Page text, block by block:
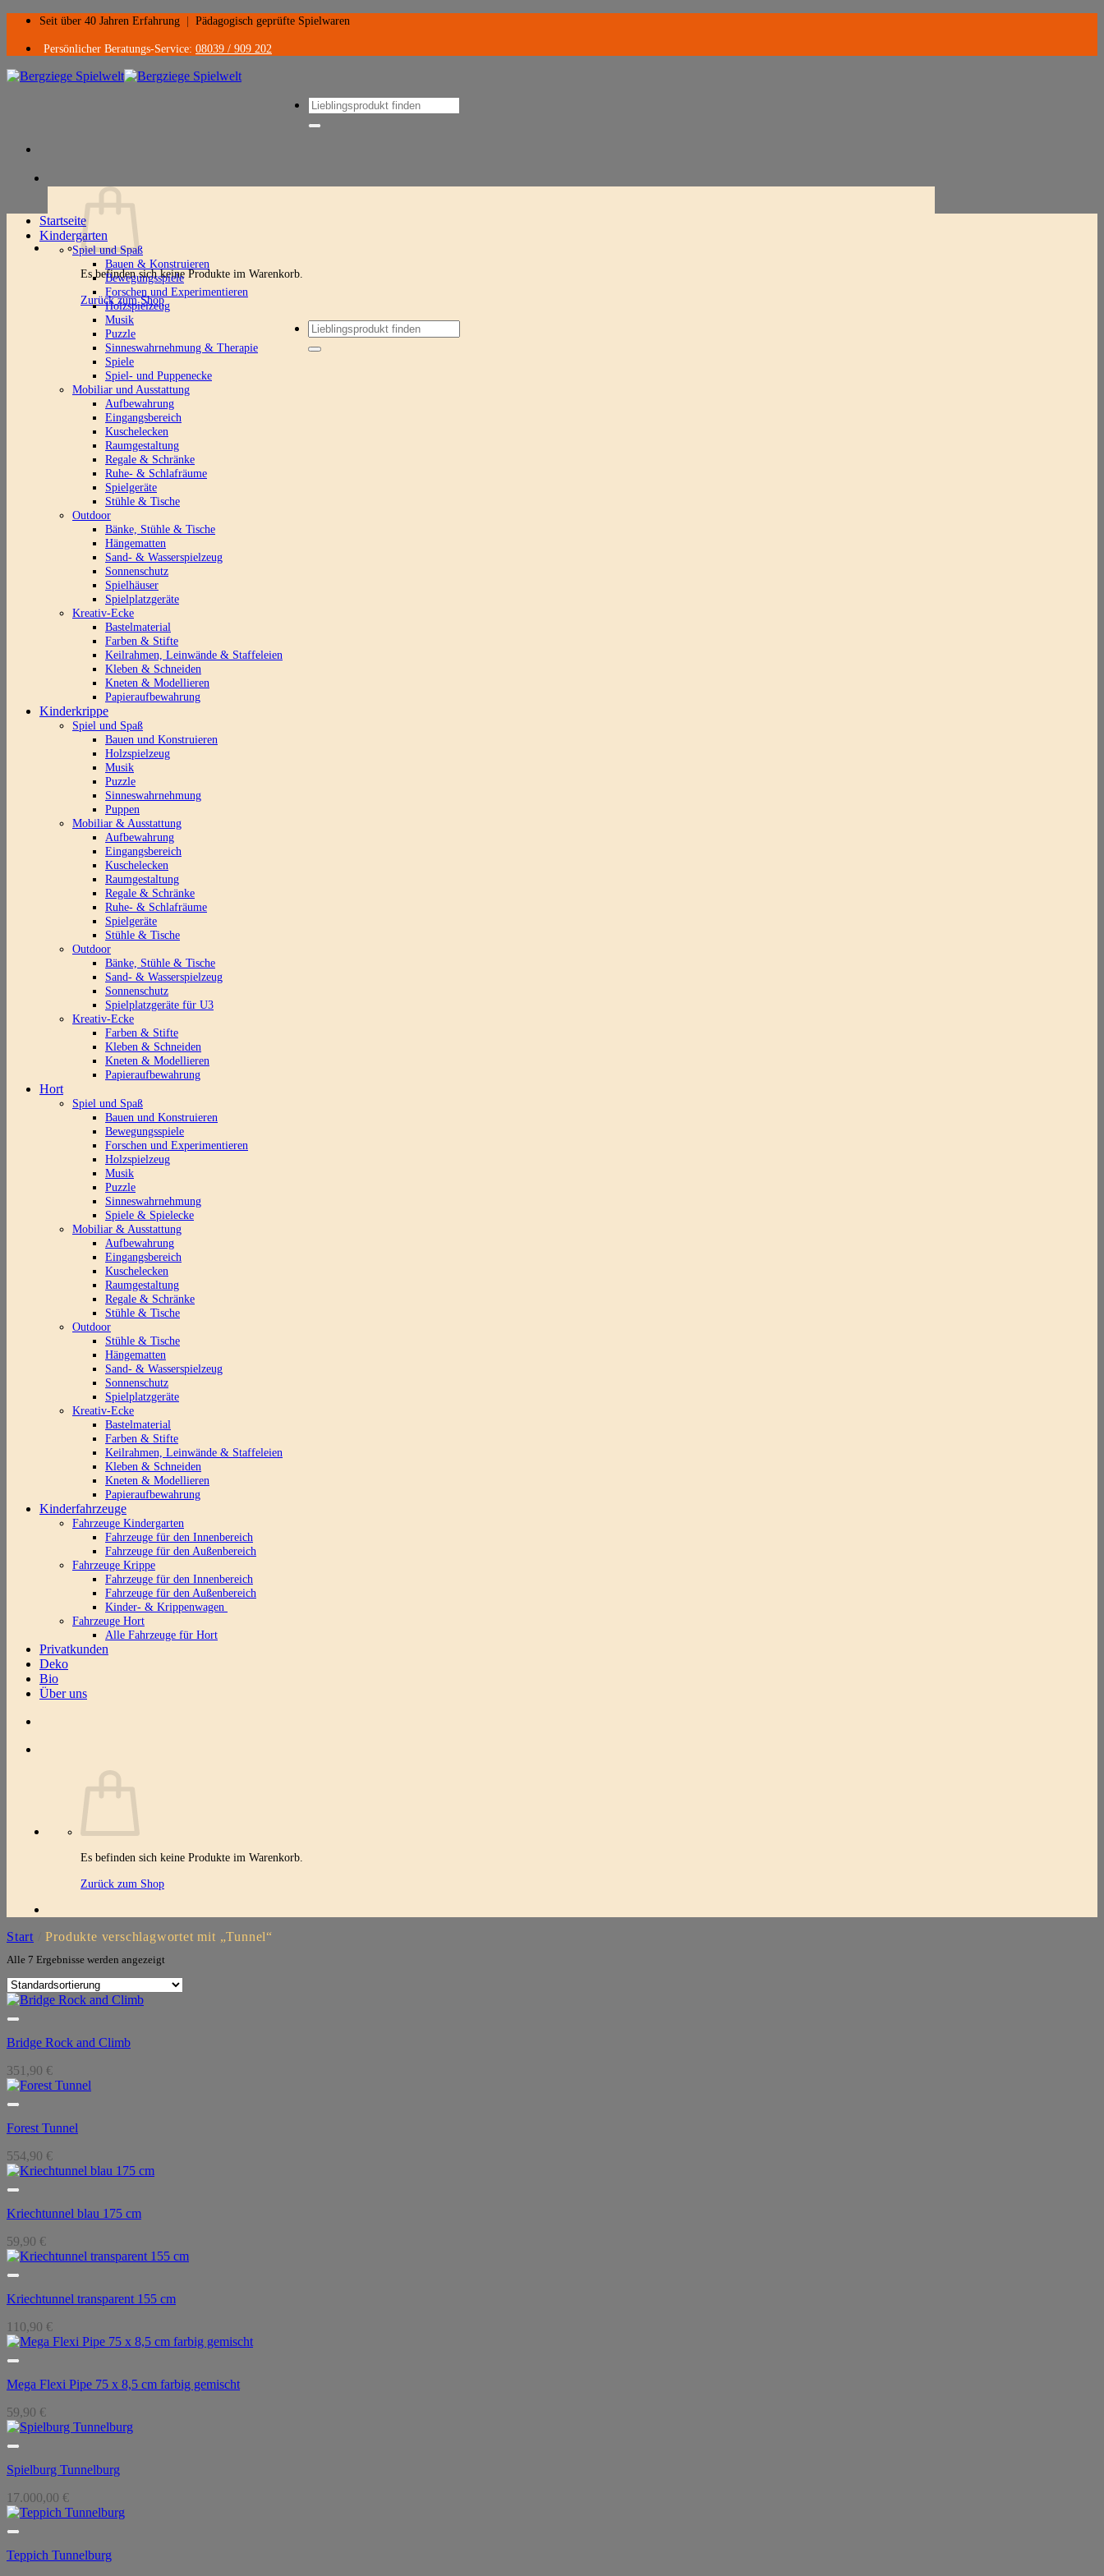
Zum
springen
Seit über 40 Jahren Erfahrung Pädagogisch geprüfte Spielwaren
Persönlicher Beratungs-Service: 08039 / 909 202
Suchen
nach:
Es befinden sich keine Produkte im Warenkorb.
Zurück zum Shop
Suchen
nach:
Startseite
Kindergarten
Spiel und Spaß
Bauen & Konstruieren
Bewegungsspiele
Forschen und Experimentieren
Holzspielzeug
Musik
Puzzle
Sinneswahrnehmung & Therapie
Spiele
Spiel- und Puppenecke
Mobiliar und Ausstattung
Aufbewahrung
Eingangsbereich
Kuschelecken
Raumgestaltung
Regale & Schränke
Ruhe- & Schlafräume
Spielgeräte
Stühle & Tische
Outdoor
Bänke, Stühle & Tische
Hängematten
Sand- & Wasserspielzeug
Sonnenschutz
Spielhäuser
Spielplatzgeräte
Kreativ-Ecke
Bastelmaterial
Farben & Stifte
Keilrahmen, Leinwände & Staffeleien
Kleben & Schneiden
Kneten & Modellieren
Papieraufbewahrung
Kinderkrippe
Spiel und Spaß
Bauen und Konstruieren
Holzspielzeug
Musik
Puzzle
Sinneswahrnehmung
Puppen
Mobiliar & Ausstattung
Aufbewahrung
Eingangsbereich
Kuschelecken
Raumgestaltung
Regale & Schränke
Ruhe- & Schlafräume
Spielgeräte
Stühle & Tische
Outdoor
Bänke, Stühle & Tische
Sand- & Wasserspielzeug
Sonnenschutz
Spielplatzgeräte für U3
Kreativ-Ecke
Farben & Stifte
Kleben & Schneiden
Kneten & Modellieren
Papieraufbewahrung
Hort
Spiel und Spaß
Bauen und Konstruieren
Bewegungsspiele
Forschen und Experimentieren
Holzspielzeug
Musik
Puzzle
Sinneswahrnehmung
Spiele & Spielecke
Mobiliar & Ausstattung
Aufbewahrung
Eingangsbereich
Kuschelecken
Raumgestaltung
Regale & Schränke
Stühle & Tische
Outdoor
Stühle & Tische
Hängematten
Sand- & Wasserspielzeug
Sonnenschutz
Spielplatzgeräte
Kreativ-Ecke
Bastelmaterial
Farben & Stifte
Keilrahmen, Leinwände & Staffeleien
Kleben & Schneiden
Kneten & Modellieren
Papieraufbewahrung
Kinderfahrzeuge
Fahrzeuge Kindergarten
Fahrzeuge für den Innenbereich
Fahrzeuge für den Außenbereich
Fahrzeuge Krippe
Fahrzeuge für den Innenbereich
Fahrzeuge für den Außenbereich
Kinder- & Krippenwagen
Fahrzeuge Hort
Alle Fahrzeuge für Hort
Privatkunden
Deko
Bio
Über uns
Es befinden sich keine Produkte im Warenkorb.
Zurück zum Shop
Start Produkte verschlagwortet mit „Tunnel“
Alle 7 Ergebnisse werden angezeigt
Bridge Rock and Climb
351,90 €
Forest Tunnel
554,90 €
Kriechtunnel blau 175 cm
59,90 €
Kriechtunnel transparent 155 cm
110,90 €
Mega Flexi Pipe 75 x 8,5 cm farbig gemischt
59,90 €
Spielburg Tunnelburg
17.000,00 €
Teppich Tunnelburg